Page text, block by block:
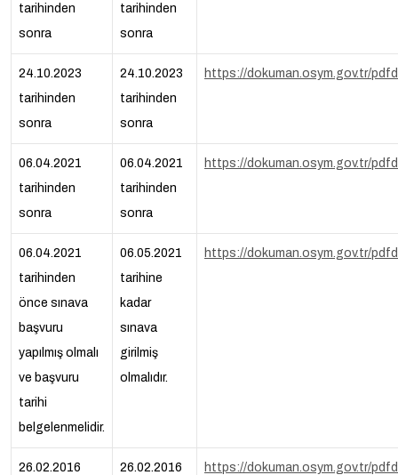
tarihinden
sonra
tarihinden
sonra
24.10.2023
tarihinden
sonra
24.10.2023
tarihinden
sonra
https://dokuman.osym.gov.tr/
06.04.2021
tarihinden
sonra
06.04.2021
tarihinden
sonra
https://dokuman.osym.gov.tr/
06.04.2021
tarihinden
önce sınava
başvuru
yapılmış olmalı
ve başvuru
tarihi
belgelenmelidir.
06.05.2021
tarihine
kadar
sınava
girilmiş
olmalıdır.
https://dokuman.osym.gov.tr/
26.02.2016
26.02.2016
https://dokuman.osym.gov.tr/